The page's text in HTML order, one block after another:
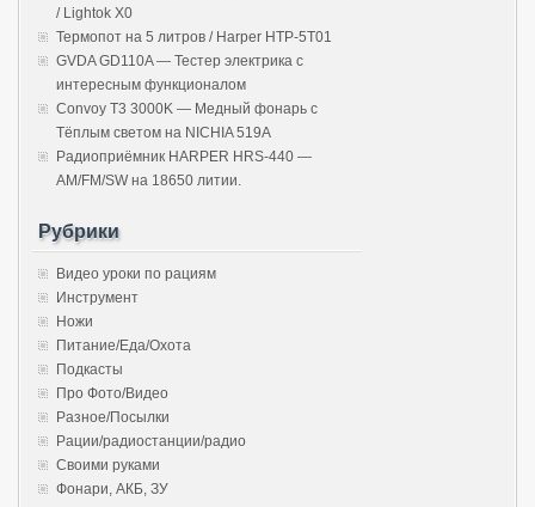
/ Lightok X0
Термопот на 5 литров / Harper HTP-5T01
GVDA GD110A — Тестер электрика с
интересным функционалом
Convoy T3 3000K — Медный фонарь с
Тёплым светом на NICHIA 519A
Радиоприёмник HARPER HRS-440 —
AM/FM/SW на 18650 литии.
Рубрики
Видео уроки по рациям
Инструмент
Ножи
Питание/Еда/Охота
Подкасты
Про Фото/Видео
Разное/Посылки
Рации/радиостанции/радио
Своими руками
Фонари, АКБ, ЗУ